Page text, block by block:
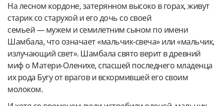
На лесном кордоне, затерянном высоко в горах, живут
старик со старухой и его дочь со своей
семьей — мужем и семилетним сыном по имени
Шамбала, что означает «мальчик-свеча» или «мальчик,
излучающий свет». Шамбала свято верит в древний
миф о Матери-Оленихе, спасшей последнего младенца
их рода Бугу от врагов и вскормившей его своим
молоком.